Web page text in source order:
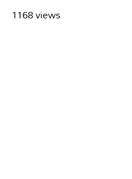
1168 views